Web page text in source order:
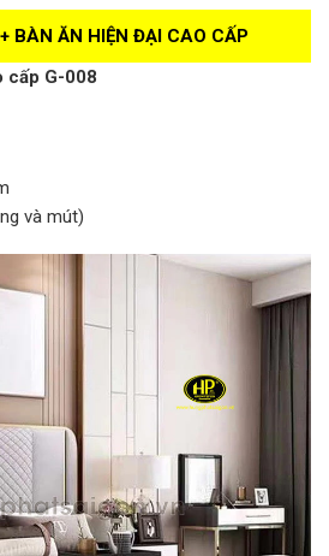
BÀN ĂN HIỆN ĐẠI CAO CẤP
cấp G-008
và mút)